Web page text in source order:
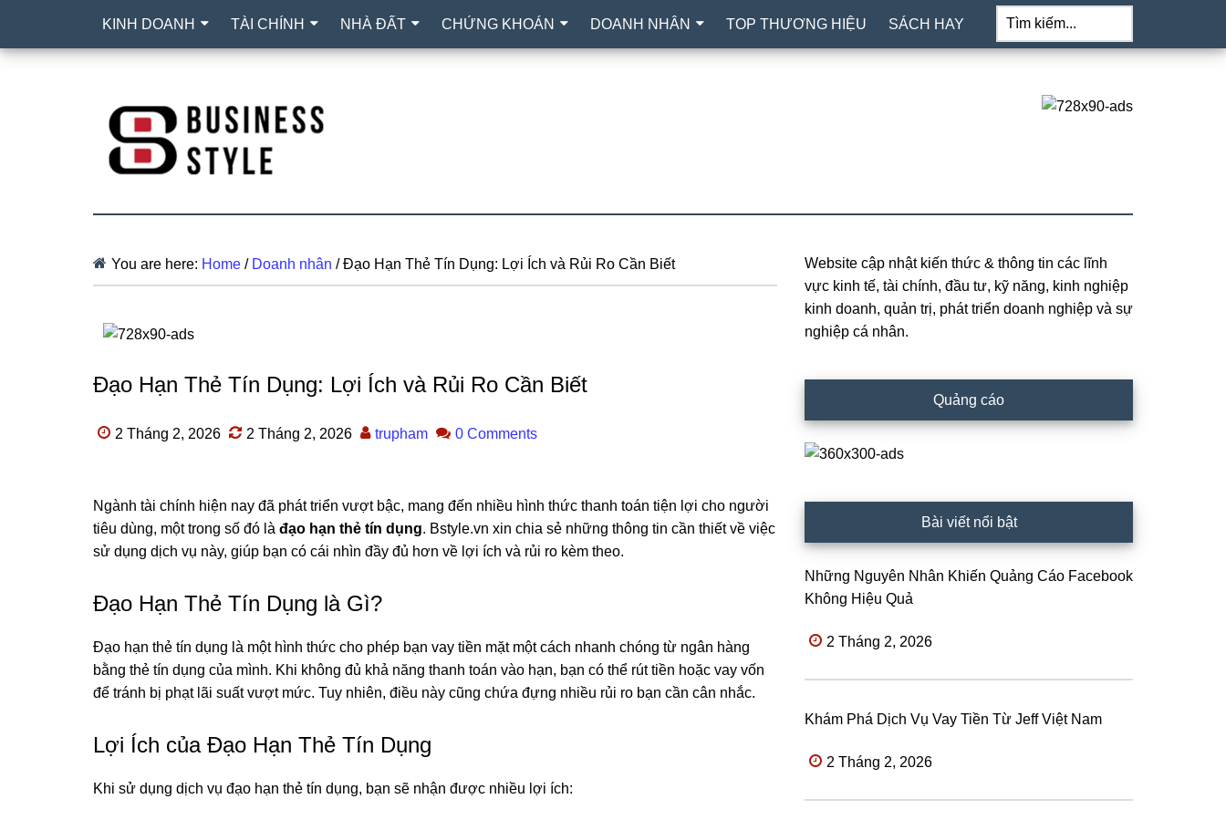
KINH DOANH TÀI CHÍNH NHÀ ĐẤT CHỨNG KHOÁN DOANH NHÂN TOP THƯƠNG HIỆU SÁCH HAY
Tìm
kiếm...
You are here: Home / Doanh nhân /Đạo Hạn Thẻ Tín Dụng: Lợi Ích và Rủi Ro Cần Biết
Đạo Hạn Thẻ Tín Dụng: Lợi Ích và Rủi Ro Cần Biết
2 Tháng 2, 2026 2 Tháng 2, 2026 trupham 0 Comments
Ngành tài chính hiện nay đã phát triển vượt bậc, mang đến nhiều hình thức thanh toán tiện lợi cho người
tiêu dùng, một trong số đó là đạo hạn thẻ tín dụng. Bstyle.vn xin chia sẻ những thông tin cần thiết về việc
sử dụng dịch vụ này, giúp bạn có cái nhìn đầy đủ hơn về lợi ích và rủi ro kèm theo.
Đạo Hạn Thẻ Tín Dụng là Gì?
Đạo hạn thẻ tín dụng là một hình thức cho phép bạn vay tiền mặt một cách nhanh chóng từ ngân hàng
bằng thẻ tín dụng của mình. Khi không đủ khả năng thanh toán vào hạn, bạn có thể rút tiền hoặc vay vốn
để tránh bị phạt lãi suất vượt mức. Tuy nhiên, điều này cũng chứa đựng nhiều rủi ro bạn cần cân nhắc.
Lợi Ích của Đạo Hạn Thẻ Tín Dụng
Khi sử dụng dịch vụ đạo hạn thẻ tín dụng, bạn sẽ nhận được nhiều lợi ích:
Primary
Sidebar
Website cập nhật kiến thức & thông tin các lĩnh
vực kinh tế, tài chính, đầu tư, kỹ năng, kinh nghiệp
kinh doanh, quản trị, phát triển doanh nghiệp và sự
nghiệp cá nhân.
Quảng cáo
Bài viết nổi bật
Những Nguyên Nhân Khiến Quảng Cáo Facebook
Không Hiệu Quả
2 Tháng 2, 2026
Khám Phá Dịch Vụ Vay Tiền Từ Jeff Việt Nam
2 Tháng 2, 2026